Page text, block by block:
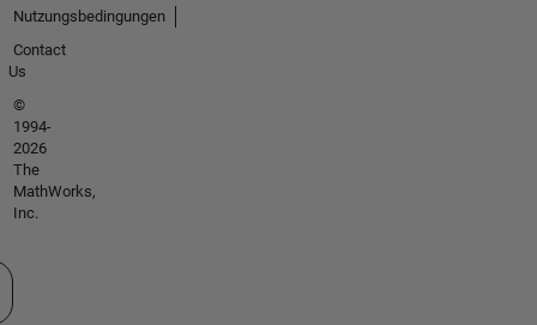
Nutzungsbedingungen
Contact
Us
©
1994-
2026
The
MathWorks,
Inc.